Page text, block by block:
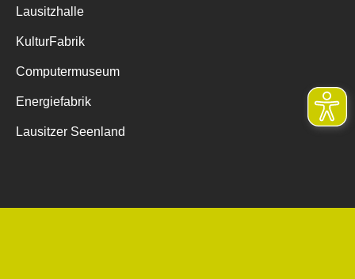
Lausitzhalle
KulturFabrik
Computermuseum
Energiefabrik
Lausitzer Seenland